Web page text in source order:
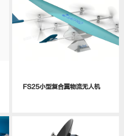
FS25小型复合翼物流无人机